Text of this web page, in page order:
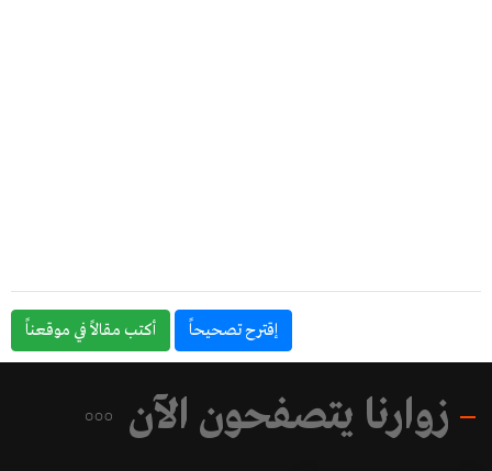
إقترح تصحيحاً أكتب مقالاً في موقعناً
زوارنا يتصفحون الآن